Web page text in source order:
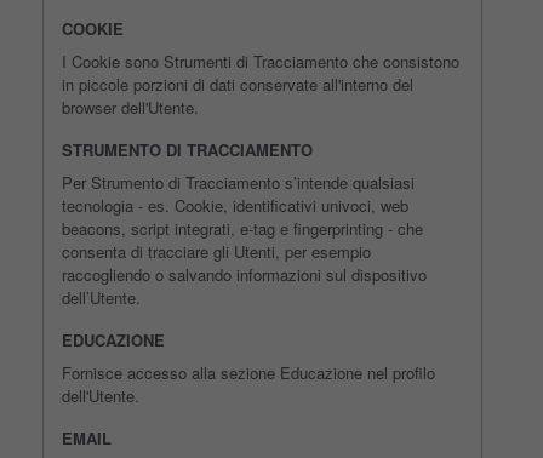
COOKIE
I Cookie sono Strumenti di Tracciamento che consistono
in piccole porzioni di dati conservate all'interno del
browser dell'Utente.
STRUMENTO DI TRACCIAMENTO
Per Strumento di Tracciamento s’intende qualsiasi
tecnologia - es. Cookie, identificativi univoci, web
beacons, script integrati, e-tag e fingerprinting - che
consenta di tracciare gli Utenti, per esempio
raccogliendo o salvando informazioni sul dispositivo
dell’Utente.
EDUCAZIONE
Fornisce accesso alla sezione Educazione nel profilo
dell'Utente.
EMAIL